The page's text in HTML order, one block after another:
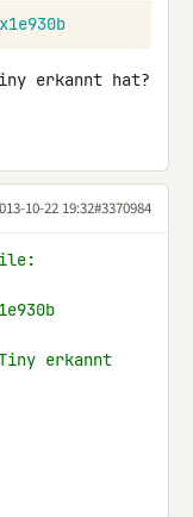
erkannt hat?
10-22 19:32#3370984
erkannt